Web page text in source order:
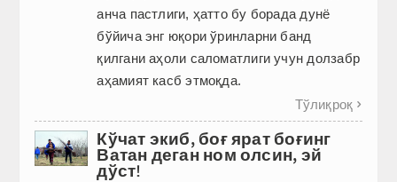
анча пастлиги, ҳатто бу борада дунё
бўйича энг юқори ўринларни банд
қилгани аҳоли саломатлиги учун долзабр
аҳамият касб этмоқда.
Тўлиқроқ 
Кўчат экиб, боғ ярат боғинг
Ватан деган ном олсин, эй
дўст!